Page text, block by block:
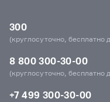
300
(круглосуточно, бесплатно
8 800 300-30-00
(круглосуточно, бесплатно
+7 499 300-30-00